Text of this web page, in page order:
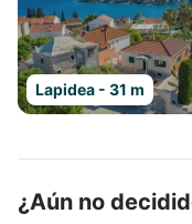
Lapidea - 31 m
¿Aún no